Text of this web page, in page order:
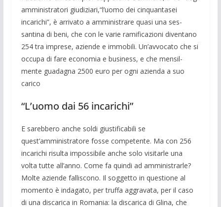
amministratori giudi­ziari,“l’uomo dei cinquantasei
incarichi”, è arrivato a amministrare quasi una ses­
santina di beni, che con le varie ramifica­zioni diventano
254 tra imprese, aziende e immobili. Un’avvocato che si
occupa di fare economia e business, e che mensil­
mente guadagna 2500 euro per ogni azienda a suo
carico
“L’uomo dai 56 incarichi”
E sarebbero anche soldi giustificabili se
quest’amministratore fosse competente. Ma con 256
incarichi risulta impossibile anche solo visitarle una
volta tutte all’anno. Come fa quindi ad amministrar­le?
Molte aziende falliscono. Il soggetto in questione al
momento è indagato, per truffa aggravata, per il caso
di una discari­ca in Romania: la discarica di Glina, che